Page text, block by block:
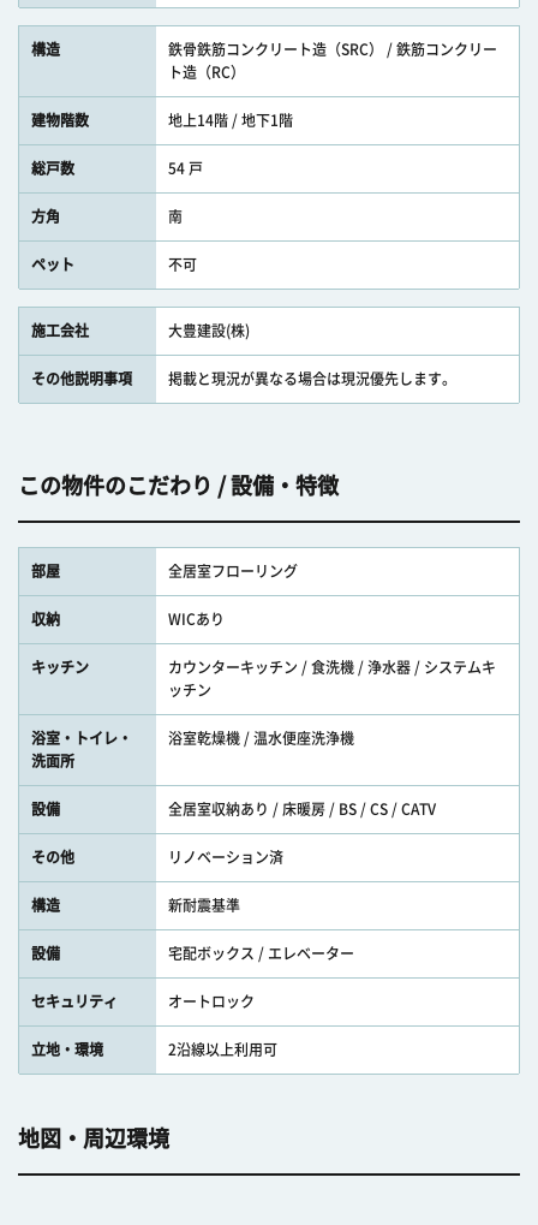
構造
鉄骨鉄筋コンクリート造（SRC） / 鉄筋コンクリー
ト造（RC）
建物階数 地上14階 / 地下1階
総戸数 54 戸
方角 南
ペット 不可
施工会社 大豊建設(株)
その他説明事項 掲載と現況が異なる場合は現況優先します。
この物件のこだわり / 設備・特徴
部屋 全居室フローリング
収納 WICあり
キッチン
カウンターキッチン / 食洗機 / 浄水器 / システムキ
ッチン
浴室・トイレ・
洗面所
浴室乾燥機 / 温水便座洗浄機
設備 全居室収納あり / 床暖房 / BS / CS / CATV
その他 リノベーション済
構造 新耐震基準
設備 宅配ボックス / エレベーター
セキュリティ オートロック
立地・環境 2沿線以上利用可
地図・周辺環境